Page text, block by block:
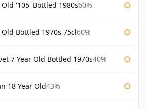
'105' Bottled 1980s60%
Bottled 1970s 75cl60%
7 Year Old Bottled 1970s40%
18 Year Old43%